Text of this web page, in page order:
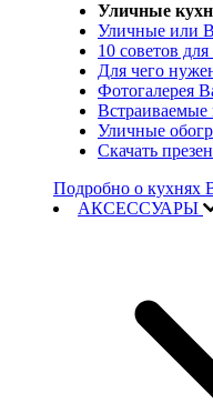
Уличные
Уличные или
10 советов
Для чего
Фотогалерея
Встраиваемые
Уличные
Скачать
Подробно о кухнях
АКСЕССУАРЫ